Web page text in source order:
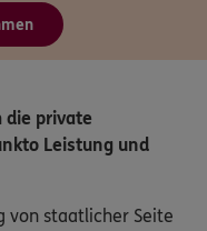
die private
Leistung und
von staatlicher Seite